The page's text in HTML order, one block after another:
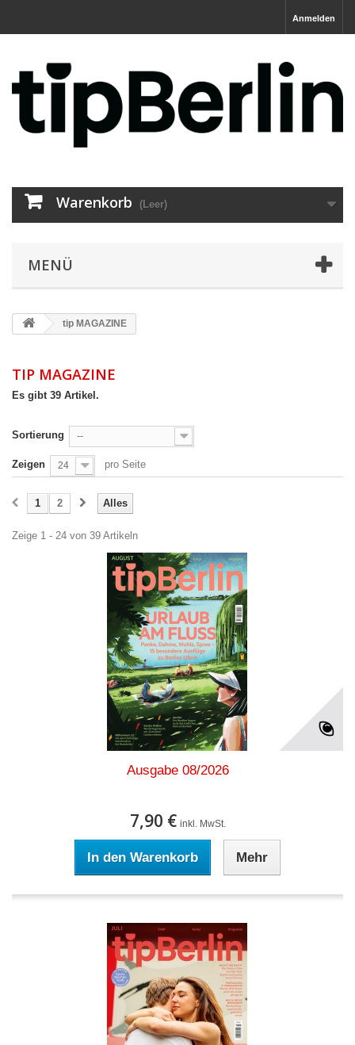
Anmelden
Warenkorb (Leer)
MENÜ
tip MAGAZINE
TIP MAGAZINE
Es gibt 39 Artikel.
Sortierung --
Zeigen 24 pro Seite
Alles
1 2
Zeige 1 - 24 von 39 Artikeln
Ausgabe 08/2026
7,90 € inkl. MwSt.
In den Warenkorb Mehr